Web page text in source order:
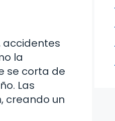
accidentes
la
se corta de
Las
creando un